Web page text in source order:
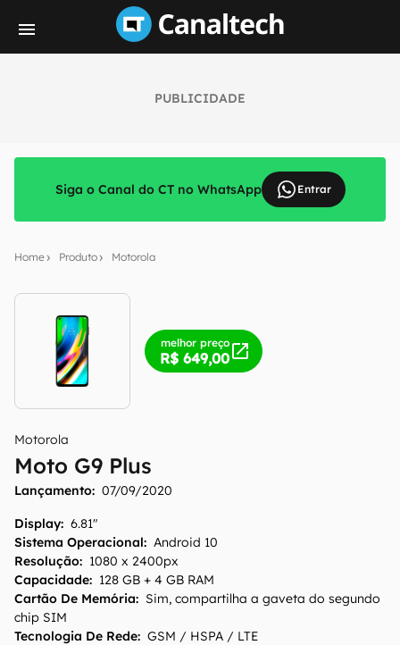
PUBLICIDADE
Siga o Canal do CT no WhatsApp Entrar
Home Produto Motorola
melhor preço
R$ 649,00
Motorola
Moto G9 Plus
Lançamento: 07/09/2020
Display: 6.81"
Sistema Operacional: Android 10
Resolução: 1080 x 2400px
Capacidade: 128 GB + 4 GB RAM
Cartão De Memória: Sim, compartilha a gaveta do segundo
chip SIM
Tecnologia De Rede: GSM / HSPA / LTE